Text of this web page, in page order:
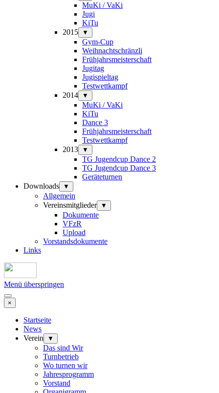
MuKi / VaKi
Jugi
KiTu
2015
▼
Gym-Cup
Weihnachtschränzli
Frühjahrsmeisterschaft
Jugitag
Jugispieltag
Testwettkampf
2014
▼
MuKi / VaKi
KiTu
Dance 3
Frühjahrsmeisterschaft
Testwettkampf
2013
▼
TG Jugendcup Dance 2
TG Jugendcup Dance 3
Geräteturnen
Downloads
▼
Allgemein
Vereinsmitglieder
▼
Dokumente
VFzR
Upload
Vorstandsdokumente
Links
Menü überspringen
×
Startseite
News
Verein
▼
Das sind Wir
Turnbetrieb
Wo turnen wir
Jahresprogramm
Vorstand